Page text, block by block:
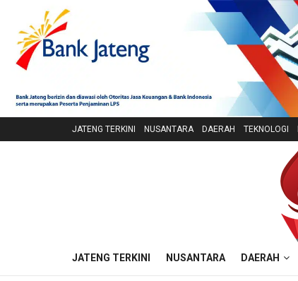
JATENG TERKINI NUSANTARA DAERAH TEKNOLOGI
JATENG TERKINI NUSANTARA DAERAH